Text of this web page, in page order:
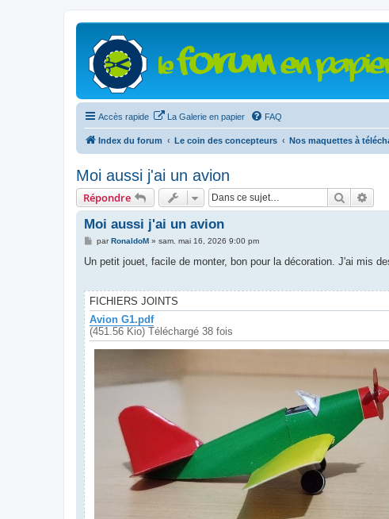
Accès rapide La Galerie en papier FAQ
Index du forum Le coin des concepteurs Nos maquettes à
Moi aussi j'ai un avion
Répondre
Moi aussi j'ai un avion
M
s
e
parRonaldoM» sam. mai 16, 2026 9:00 pm
Un petit jouet, facile de monter, bon pour la décoration. J'ai mis
FICHIERS JOINTS
Avion G1.pdf
(451.56 Kio) Téléchargé 38 fois